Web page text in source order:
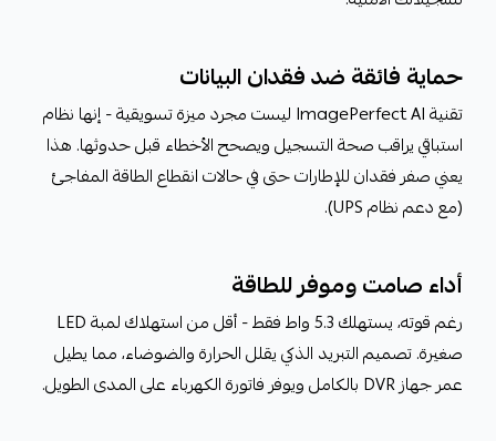
حماية فائقة ضد فقدان البيانات
تقنية ImagePerfect AI ليست مجرد ميزة تسويقية - إنها نظام
استباقي يراقب صحة التسجيل ويصحح الأخطاء قبل حدوثها. هذا
يعني صفر فقدان للإطارات حتى في حالات انقطاع الطاقة المفاجئ
(مع دعم نظام UPS).
أداء صامت وموفر للطاقة
رغم قوته، يستهلك 5.3 واط فقط - أقل من استهلاك لمبة LED
صغيرة. تصميم التبريد الذكي يقلل الحرارة والضوضاء، مما يطيل
عمر جهاز DVR بالكامل ويوفر فاتورة الكهرباء على المدى الطويل.